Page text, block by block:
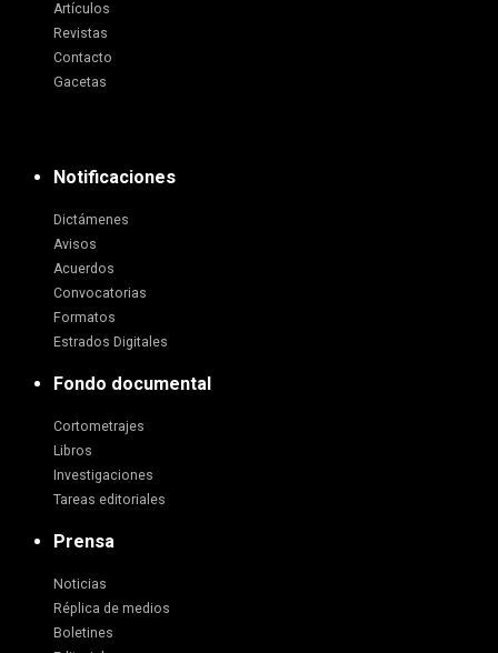
Artículos
Revistas
Contacto
Gacetas
Notificaciones
Dictámenes
Avisos
Acuerdos
Convocatorias
Formatos
Estrados Digitales
Fondo documental
Cortometrajes
Libros
Investigaciones
Tareas editoriales
Prensa
Noticias
Réplica de medios
Boletines